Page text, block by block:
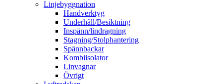
Linjebyggnation
Handverktyg
Underhåll/Besiktning
Inspänn/lindragning
Stagning/Stolphantering
Spännbackar
Kombiisolator
Linvagnar
Övrigt